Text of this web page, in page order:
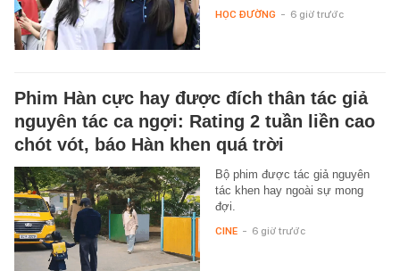
HỌC ĐƯỜNG - 6 giờ trước
Phim Hàn cực hay được đích thân tác giả
nguyên tác ca ngợi: Rating 2 tuần liền cao
chót vót, báo Hàn khen quá trời
Bộ phim được tác giả nguyên
tác khen hay ngoài sự mong
đợi.
CINE - 6 giờ trước